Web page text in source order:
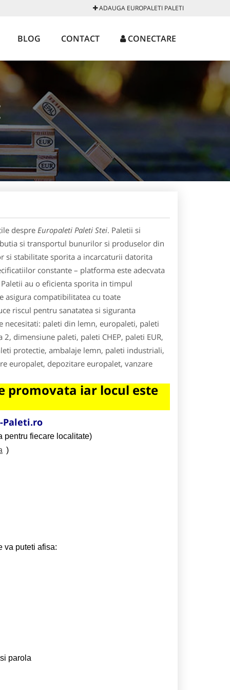
ADAUGA EUROPALETI PALETI
BLOG CONTACT CONECTARE
despre Europaleti Paleti Stei. Paletii si
si transportul bunurilor si produselor din
si stabilitate sporita a incarcaturii datorita
constante – platforma este adecvata
au o eficienta sporita in timpul
asigura compatibilitatea cu toate
riscul pentru sanatatea si siguranta
paleti din lemn, europaleti, paleti
dimensiune paleti, paleti CHEP, paleti EUR,
protectie, ambalaje lemn, paleti industriali,
europalet, depozitare europalet, vanzare
promovata iar locul este
Paleti.ro
pentru fiecare localitate)
)
va puteti afisa:
parola